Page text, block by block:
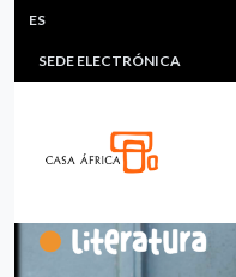
Pasar al contenido principal
HEADER MENU
MULTIMEDIA
SEDE ELECTRÓNICA
ES